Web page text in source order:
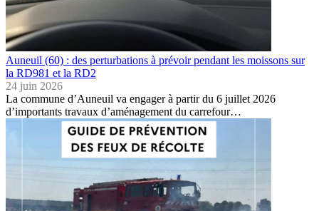
Auneuil (60) : des perturbations à prévoir pendant les moissons sur
la RD981 et la RD2
24 juin 2026
La commune d’Auneuil va engager à partir du 6 juillet 2026
d’importants travaux d’aménagement du carrefour…